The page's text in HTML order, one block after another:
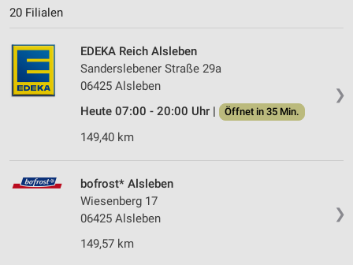
20 Filialen
❯
EDEKA Reich Alsleben
Sanderslebener Straße 29a
06425 Alsleben
Heute 07:00 - 20:00 Uhr |
Öffnet in 35 Min.
149,40 km
❯
bofrost* Alsleben
Wiesenberg 17
06425 Alsleben
149,57 km